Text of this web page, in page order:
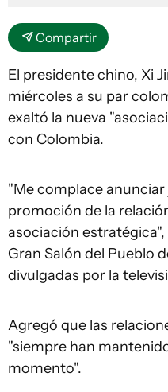
Compartir
El presidente chino, Xi
miércoles a su par
exaltó la nueva
con Colombia.
"Me complace
promoción de la
asociación estratégica",
Gran Salón del Pueblo
divulgadas por la
Agregó que las
"siempre han
momento".